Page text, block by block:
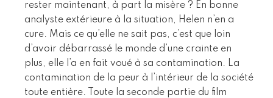
rester maintenant, à part la misère ? En bonne
analyste extérieure à la situation, Helen n’en a
cure. Mais ce qu’elle ne sait pas, c’est que loin
d’avoir débarrassé le monde d’une crainte en
plus, elle l’a en fait voué à sa contamination. La
contamination de la peur à l’intérieur de la société
toute entière. Toute la seconde partie du film